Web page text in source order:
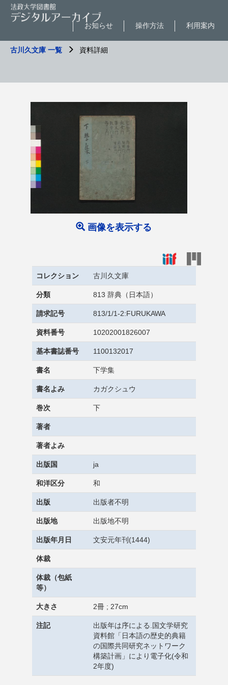
利用案内
操作方法
お知らせ
古川久文庫 一覧 資料詳細
画像を表示する
コレクション 古川久文庫
分類 813 辞典（日本語）
請求記号 813/1/1-2:FURUKAWA
資料番号 10202001826007
基本書誌番号 1100132017
書名 下学集
書名よみ カガクシュウ
巻次 下
著者
著者よみ
出版国 ja
和洋区分 和
出版 出版者不明
出版地 出版地不明
出版年月日 文安元年刊(1444)
体裁
体裁（包紙
等）
大きさ 2冊 ; 27cm
注記
出版年は序による.国文学研究
資料館「日本語の歴史的典籍
の国際共同研究ネットワーク
構築計画」により電子化(令和
2年度)